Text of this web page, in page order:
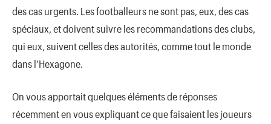
des cas urgents. Les footballeurs ne sont pas, eux, des cas
spéciaux, et doivent suivre les recommandations des clubs,
qui eux, suivent celles des autorités, comme tout le monde
dans l’Hexagone.
On vous apportait quelques éléments de réponses
récemment en vous expliquant ce que faisaient les joueurs